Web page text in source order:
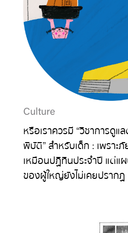
Culture
หรือเราควรมี “วิชาการดูแ
พิบัติ” สำหรับเด็ก : เพราะ
เหมือนปฏิทินประจำปี แต่แ
ของผู้ใหญ่ยังไม่เคยปรากฏ